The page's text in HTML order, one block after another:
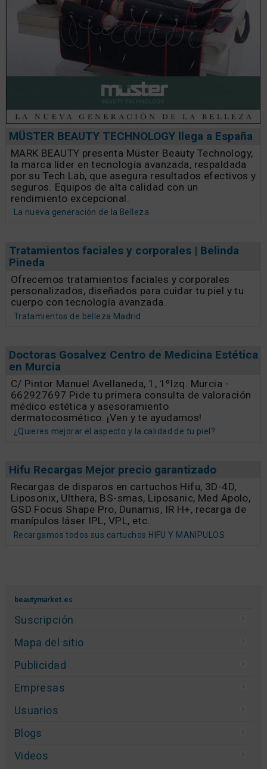
MÜSTER BEAUTY TECHNOLOGY llega a España
MARK BEAUTY presenta Müster Beauty Technology,
la marca líder en tecnología avanzada, respaldada
por su Tech Lab, que asegura resultados efectivos y
seguros. Equipos de alta calidad con un
rendimiento excepcional.
La nueva generación de la Belleza
Tratamientos faciales y corporales | Belinda
Pineda
Ofrecemos tratamientos faciales y corporales
personalizados, diseñados para cuidar tu piel y tu
cuerpo con tecnología avanzada.
Tratamientos de belleza Madrid
Doctoras Gosalvez Centro de Medicina Estética
en Murcia
C/ Pintor Manuel Avellaneda, 1, 1ºIzq. Murcia -
662927697 Pide tu primera consulta de valoración
médico estética y asesoramiento
dermatocosmético. ¡Ven y te ayudamos!
¿Quieres mejorar el aspecto y la calidad de tu piel?
Hifu Recargas Mejor precio garantizado
Recargas de disparos en cartuchos Hifu, 3D-4D,
Liposonix, Ulthera, BS-smas, Liposanic, Med Apolo,
GSD Focus Shape Pro, Dunamis, IR H+, recarga de
manípulos láser IPL, VPL, etc.
Recargamos todos sus cartuchos HIFU Y MANIPULOS
beautymarket.es
Suscripción
Mapa del sitio
Publicidad
Empresas
Usuarios
Blogs
Videos